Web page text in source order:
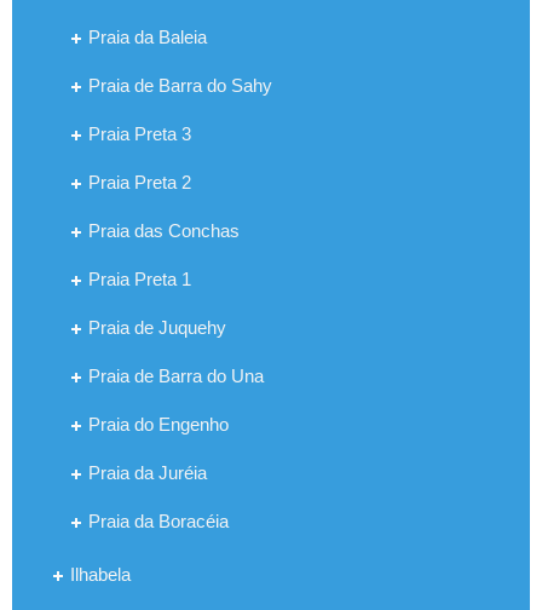
Praia da Baleia
Praia de Barra do Sahy
Praia Preta 3
Praia Preta 2
Praia das Conchas
Praia Preta 1
Praia de Juquehy
Praia de Barra do Una
Praia do Engenho
Praia da Juréia
Praia da Boracéia
Ilhabela